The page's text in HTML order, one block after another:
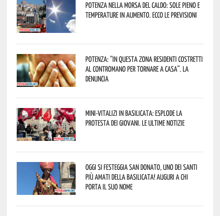
Potenza nella morsa del caldo: sole pieno e
temperature in aumento. Ecco le previsioni
Potenza: “In questa zona residenti costretti
al contromano per tornare a casa”. La
denuncia
Mini-vitalizi in Basilicata: esplode la
protesta dei giovani. Le ultime notizie
Oggi si festeggia San Donato, uno dei Santi
più amati della Basilicata! Auguri a chi
porta il suo nome